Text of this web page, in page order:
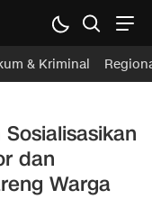
& Kriminal
dan
Warga